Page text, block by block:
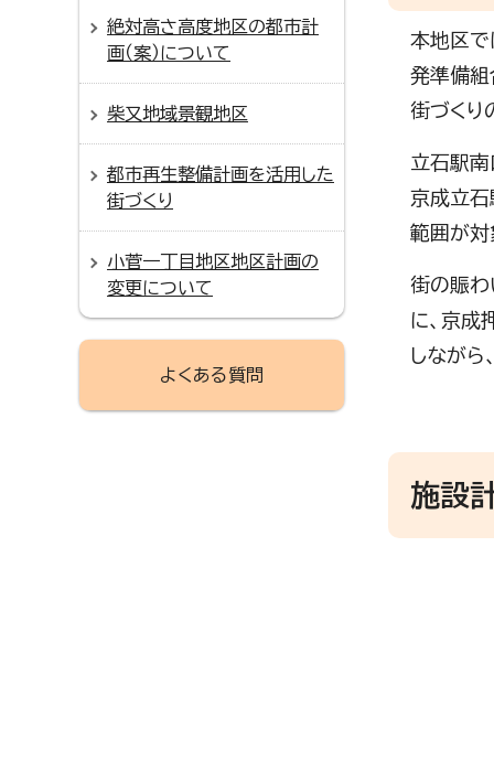
本地区
発準備組
街づくり
立石駅
京成立石
範囲が対
街の賑わ
に、京成
しながら
施設
絶対高さ高度地区の都市計
画（案）について
柴又地域景観地区
都市再生整備計画を活用した
街づくり
小菅一丁目地区地区計画の
変更について
よくある質問